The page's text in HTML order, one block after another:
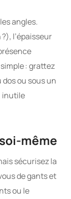
angles.
l’épaisseur
: grattez
ou sous un
inutile
même
sécurisez la
de gants et
ou le